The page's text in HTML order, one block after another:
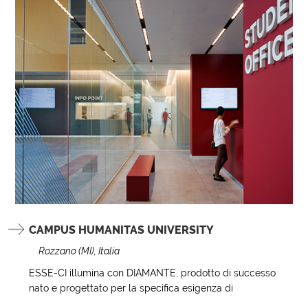
CAMPUS HUMANITAS UNIVERSITY
Rozzano (MI), Italia
ESSE-CI illumina con DIAMANTE, prodotto di successo
nato e progettato per la specifica esigenza di